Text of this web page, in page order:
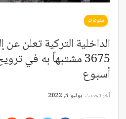
منوعات
الداخلية التركية تعلن
3675 مشتبهاً به في
أسبوع
آخر تحديث يوليو 5, 2022